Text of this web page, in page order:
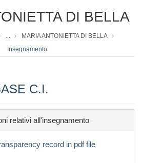
DI BELLA
...
MARIA ANTONIETTA DI BELLA
Insegnamento
C.I.
relativi all'insegnamento
record in pdf file